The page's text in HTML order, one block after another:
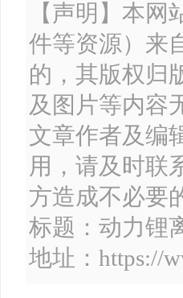
【声明】本
件等资源）来
的，其版权归
及图片等内容
文章作者及编
用，请及时联
方造成不必要
标题：动力
地址：https://